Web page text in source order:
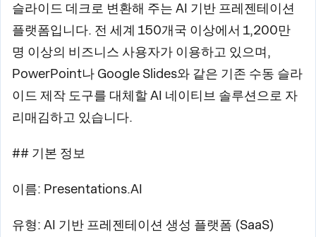
슬라이드 데크로 변환해 주는 AI 기반 프레젠테이션
플랫폼입니다. 전 세계 150개국 이상에서 1,200만
명 이상의 비즈니스 사용자가 이용하고 있으며,
PowerPoint나 Google Slides와 같은 기존 수동 슬라
이드 제작 도구를 대체할 AI 네이티브 솔루션으로 자
리매김하고 있습니다.
## 기본 정보
이름: Presentations.AI
유형: AI 기반 프레젠테이션 생성 플랫폼 (SaaS)